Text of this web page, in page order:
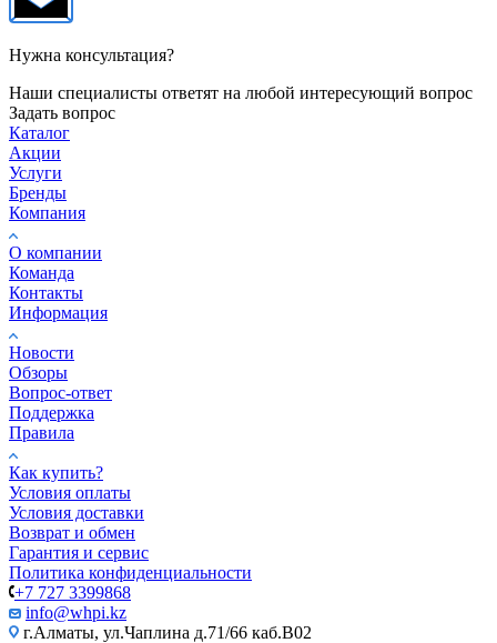
Нужна консультация?
Наши специалисты ответят на любой интересующий вопрос
Задать вопрос
Каталог
Акции
Услуги
Бренды
Компания
О компании
Команда
Контакты
Информация
Новости
Обзоры
Вопрос-ответ
Поддержка
Правила
Как купить?
Условия оплаты
Условия доставки
Возврат и обмен
Гарантия и сервис
Политика конфиденциальности
+7 727 3399868
info@whpi.kz
г.Алматы, ул.Чаплина д.71/66 каб.B02